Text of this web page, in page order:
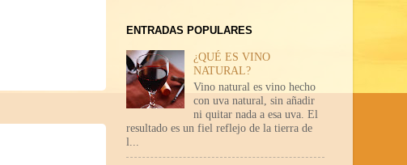
ENTRADAS POPULARES
¿QUÉ ES VINO
NATURAL?
Vino natural es vino hecho
con uva natural, sin añadir
ni quitar nada a esa uva. El
resultado es un fiel reflejo de la tierra de
l...